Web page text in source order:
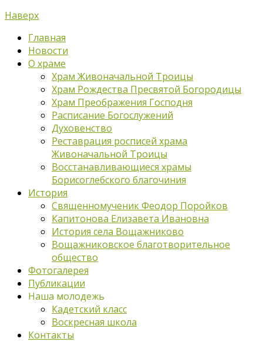
Наверх
Главная
Новости
О храме
Храм Живоначальной Троицы
Храм Рождества Пресвятой Богородицы
Храм Преображения Господня
Расписание Богослужений
Духовенство
Реставрация росписей храма
Живоначальной Троицы
Восстанавливающиеся храмы
Борисоглебского благочиния
История
Священномученик Феодор Поройков
Капитонова Елизавета Ивановна
История села Вощажниково
Вощажниковское благотворительное
общество
Фотогалерея
Публикации
Наша молодежь
Кадетский класс
Воскресная школа
Контакты